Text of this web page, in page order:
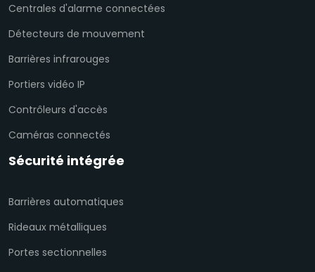
Centrales d'alarme connectées
Détecteurs de mouvement
Barrières infrarouges
Portiers vidéo IP
Contrôleurs d'accès
Caméras connectés
Sécurité intégrée
Barrières automatiques
Rideaux métalliques
Portes sectionnelles